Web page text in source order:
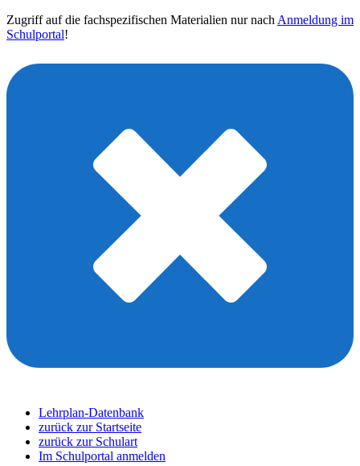
Zugriff auf die fachspezifischen Materialien nur nach Anmeldung im
Schulportal!
Lehrplan-Datenbank
zurück zur Startseite
zurück zur Schulart
Im Schulportal anmelden